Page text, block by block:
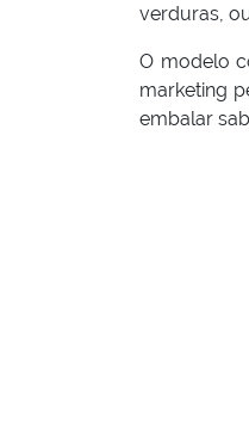
verduras,
O modelo
marketing
embalar